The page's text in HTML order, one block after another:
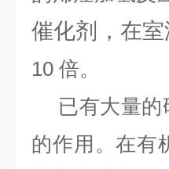
催化剂，在
10 倍。
已有大量
的作用。在有